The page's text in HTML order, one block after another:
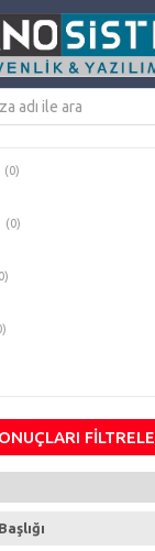
(0)
(0)
FİLTRELE